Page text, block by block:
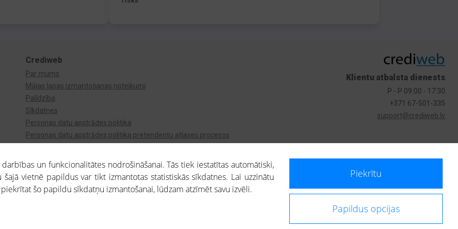
Crediweb
Par mums
Mājas lapas izmantošanas noteikumi
Palīdzība
Sīkdatnes
Personas datu apstrādes politika
Personas datu apstrādes politika pretendentu atlases procesos
Klientu atbalsta dienests
P - P 09:00 - 17:30
+371 67-501-335
support@crediweb.lv
ietvaros saņemtajai informācijai ir uzziņas raksturs, un tai nav juridiska spēka. Portāla lietotājs, izmantojot portālā saņemto informāciju, ir atbildīgs par fizisko
un funkcionalitātes nodrošināšanai. Tās tiek iestatītas automātiski,
vietnē papildus var tikt izmantotas statistiskās sīkdatnes. Lai uzzinātu
piekrītat šo papildu sīkdatņu izmantošanai, lūdzam atzīmēt savu izvēli.
Piekrītu
Papildus opcijas